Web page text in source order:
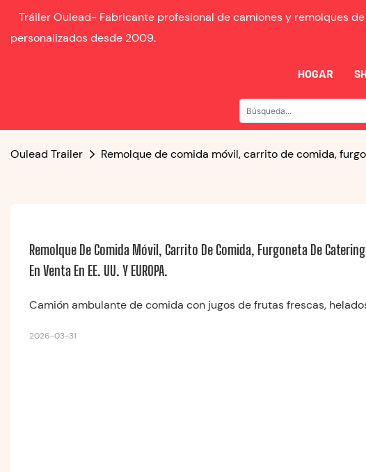
Tráiler Oulead- Fabricante profesional de camiones y remolques
personalizados desde 2009.
HOGAR
Oulead Trailer Remolque de comida móvil, carrito de comida,
Remolque De Comida Móvil, Carrito De Comida, Furgoneta De
En Venta En EE. UU. Y EUROPA.
Camión ambulante de comida con jugos de frutas frescas,
2026-03-31